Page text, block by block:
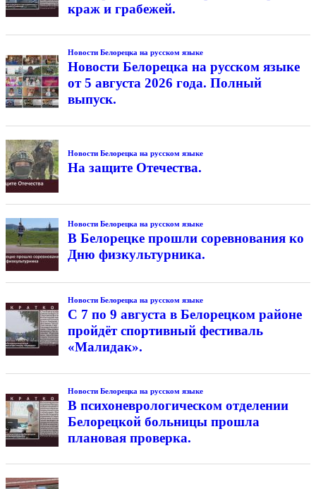
краж и грабежей.
Новости Белорецка на русском языке
Новости Белорецка на русском языке
от 5 августа 2026 года. Полный
выпуск.
Новости Белорецка на русском языке
На защите Отечества.
Новости Белорецка на русском языке
В Белорецке прошли соревнования ко
Дню физкультурника.
Новости Белорецка на русском языке
С 7 по 9 августа в Белорецком районе
пройдёт спортивный фестиваль
«Малидак».
Новости Белорецка на русском языке
В психоневрологическом отделении
Белорецкой больницы прошла
плановая проверка.